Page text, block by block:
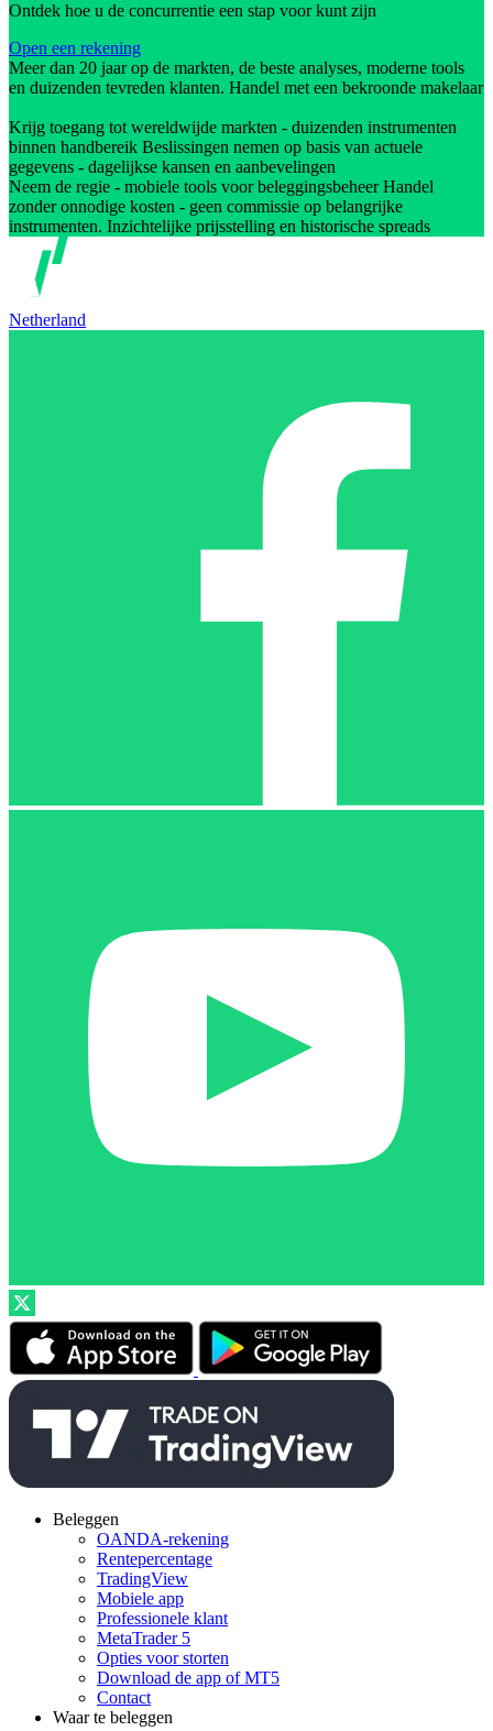
Ontdek hoe u de concurrentie een stap voor kunt zijn
Open een rekening
Meer dan 20 jaar op de markten, de beste analyses, moderne tools
en duizenden tevreden klanten. Handel met een bekroonde makelaar
Krijg toegang tot wereldwijde markten - duizenden instrumenten
binnen handbereik Beslissingen nemen op basis van actuele
gegevens - dagelijkse kansen en aanbevelingen
Neem de regie - mobiele tools voor beleggingsbeheer Handel
zonder onnodige kosten - geen commissie op belangrijke
instrumenten. Inzichtelijke prijsstelling en historische spreads
Netherland
Beleggen
OANDA-rekening
Rentepercentage
TradingView
Mobiele app
Professionele klant
MetaTrader 5
Opties voor storten
Download de app of MT5
Contact
Waar te beleggen